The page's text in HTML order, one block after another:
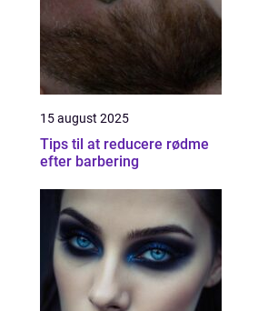
15 august 2025
Tips til at reducere rødme
efter barbering